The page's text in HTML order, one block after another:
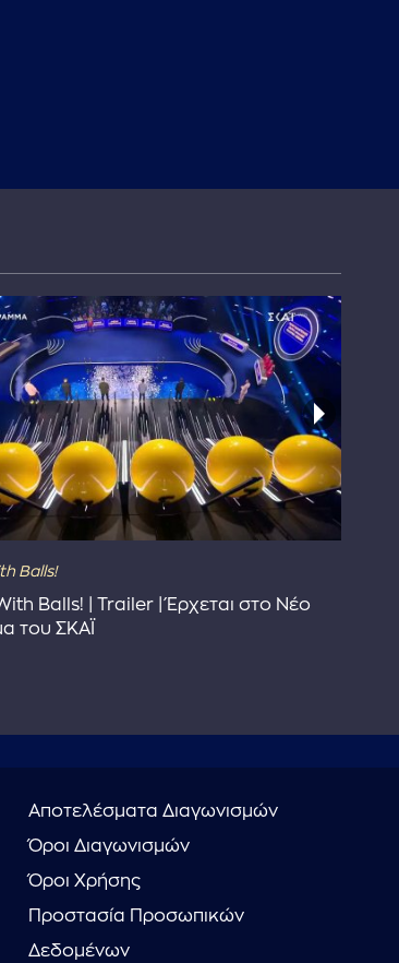
Balls!
Balls! | Trailer | Έρχεται στο Νέο
του ΣΚΑΪ
Αποτελέσματα Διαγωνισμών
Όροι Διαγωνισμών
Όροι Χρήσης
Προστασία Προσωπικών
Δεδομένων